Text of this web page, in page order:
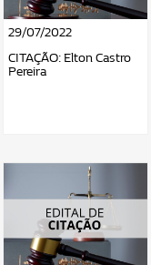
29/07/2022
CITAÇÃO: Elton Castro
Pereira